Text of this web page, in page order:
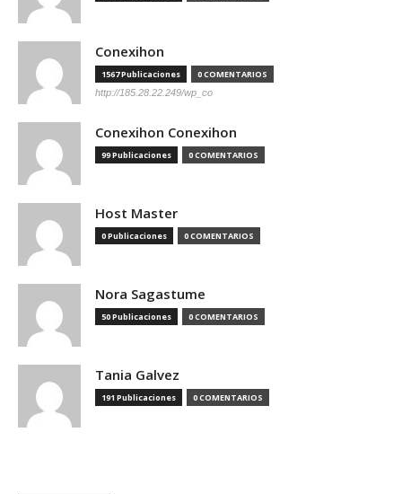
Conexihon
1567 Publicaciones 0 COMENTARIOS
http://185.28.22.249/wp_co
Conexihon Conexihon
99 Publicaciones 0 COMENTARIOS
Host Master
0 Publicaciones 0 COMENTARIOS
Nora Sagastume
50 Publicaciones 0 COMENTARIOS
Tania Galvez
191 Publicaciones 0 COMENTARIOS